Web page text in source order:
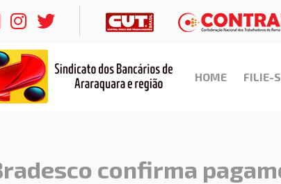
HOME FILIE-
confirma